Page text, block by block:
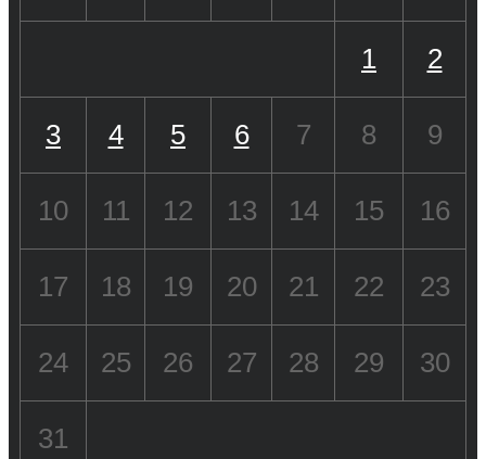
1 2
3 4 5 6 7 8 9
10 11 12 13 14 15 16
17 18 19 20 21 22 23
24 25 26 27 28 29 30
31